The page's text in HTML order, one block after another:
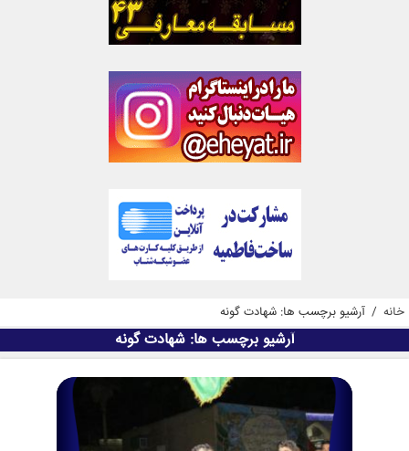
خانه / آرشیو برچسب ها: شهادت گونه
آرشیو برچسب ها:شهادت گونه